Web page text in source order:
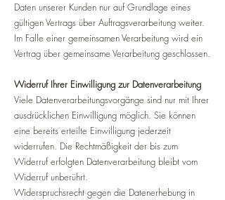
Daten unserer Kunden nur auf Grundlage eines
gültigen Vertrags über Auftragsverarbeitung weiter.
Im Falle einer gemeinsamen Verarbeitung wird ein
Vertrag über gemeinsame Verarbeitung geschlossen.
Widerruf Ihrer Einwilligung zur Datenverarbeitung
Viele Datenverarbeitungsvorgänge sind nur mit Ihrer
ausdrücklichen Einwilligung möglich. Sie können
eine bereits erteilte Einwilligung jederzeit
widerrufen. Die Rechtmäßigkeit der bis zum
Widerruf erfolgten Datenverarbeitung bleibt vom
Widerruf unberührt.
Widerspruchsrecht gegen die Datenerhebung in